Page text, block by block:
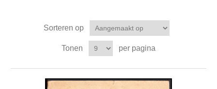
Sorteren op
Tonen per pagina